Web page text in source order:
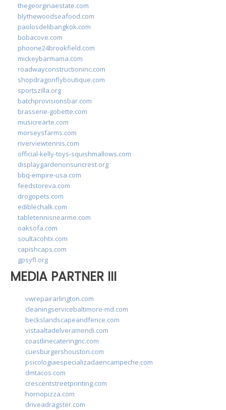
thegeorginaestate.com
blythewoodseafood.com
paolosdelibangkok.com
bobacove.com
phoone24brookfield.com
mickeybarmama.com
roadwayconstructioninc.com
shopdragonflyboutique.com
sportszilla.org
batchprovisionsbar.com
brasserie-gobette.com
musicrearte.com
morseysfarms.com
riverviewtennis.com
official-kelly-toys-squishmallows.com
displaygardenonsuncrest.org
bbq-empire-usa.com
feedstoreva.com
drogopets.com
ediblechalk.com
tabletennisnearme.com
oaksofa.com
soultacohtx.com
capishcaps.com
gpsyfl.org
MEDIA PARTNER III
vwrepairarlington.com
cleaningservicebaltimore-md.com
beckslandscapeandfence.com
vistaaltadelveramendi.com
coastlinecateringnc.com
cuesburgershouston.com
psicologiaespecializadaencampeche.com
dmtacos.com
crescentstreetprinting.com
hornopizza.com
driveadragster.com